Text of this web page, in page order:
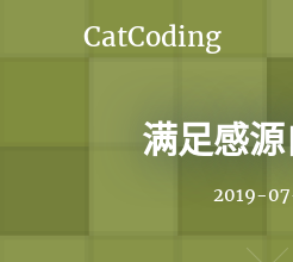
CatCoding
Ideas
Links
满足感
2019-